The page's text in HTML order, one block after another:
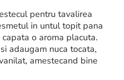
pentru tavalirea
in untul topit pana
o aroma placuta.
adaugam nuca tocata,
amestecand bine